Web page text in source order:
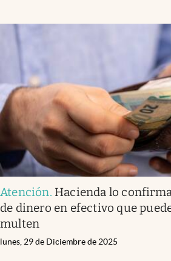
Atención. Hacienda lo
de dinero en efectivo que
multen
lunes, 29 de Diciembre de 2025